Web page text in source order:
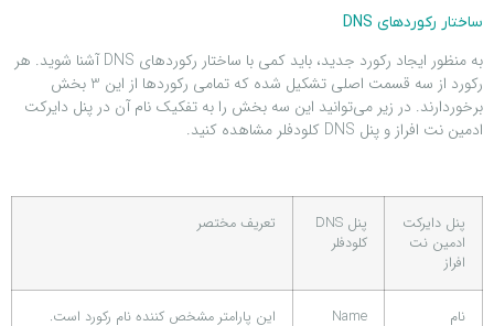
ساختار رکوردهای DNS
به منظور ایجاد رکورد جدید، باید کمی با ساختار رکوردهای DNS آشنا شوید. هر
رکورد از سه قسمت اصلی تشکیل شده که تمامی رکوردها از این 3 بخش
برخوردارند. در زیر می‌توانید این سه بخش را به تفکیک نام آن در پنل دایرکت
ادمین نت افراز و پنل DNS کلودفلر مشاهده کنید.
پنل دایرکت
ادمین نت
افراز
پنل DNS
کلودفلر
تعریف مختصر
نام Name این پارامتر مشخص کننده نام رکورد است.